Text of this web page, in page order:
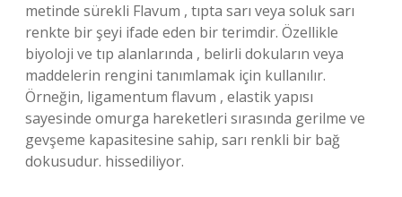
metinde sürekli Flavum , tıpta sarı veya soluk sarı
renkte bir şeyi ifade eden bir terimdir. Özellikle
biyoloji ve tıp alanlarında , belirli dokuların veya
maddelerin rengini tanımlamak için kullanılır.
Örneğin, ligamentum flavum , elastik yapısı
sayesinde omurga hareketleri sırasında gerilme ve
gevşeme kapasitesine sahip, sarı renkli bir bağ
dokusudur. hissediliyor.